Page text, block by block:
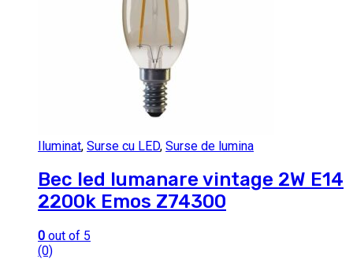
Iluminat, Surse cu LED, Surse de lumina
Bec led lumanare vintage 2W E14
2200k Emos Z74300
0 out of 5
(0)